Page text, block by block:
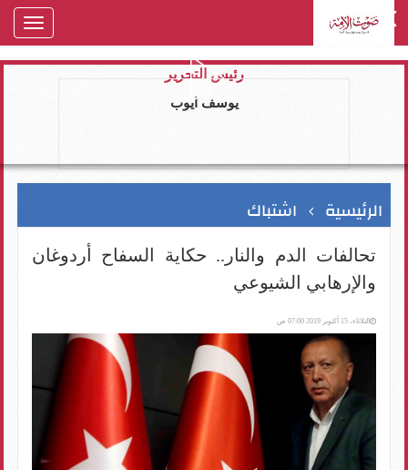
رئيس التحرير
يوسف ايوب
الرئيسية اشتباك
تحالفات الدم والنار.. حكاية السفاح أردوغان
والإرهابي الشيوعي
الثلاثاء، 15 أكتوبر 2019 07:00 ص